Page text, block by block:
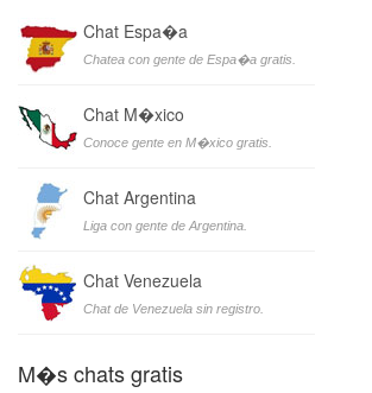
Chat Espa�a
Chatea con gente de Espa�a gratis.
Chat M�xico
Conoce gente en M�xico gratis.
Chat Argentina
Liga con gente de Argentina.
Chat Venezuela
Chat de Venezuela sin registro.
M�s chats gratis